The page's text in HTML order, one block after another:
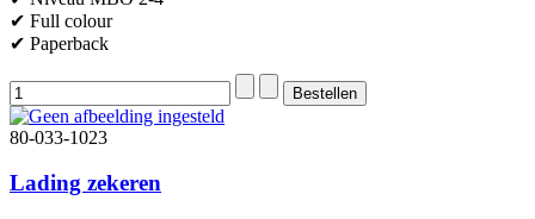
✔ Full colour
✔ Paperback
80-033-1023
Lading zekeren